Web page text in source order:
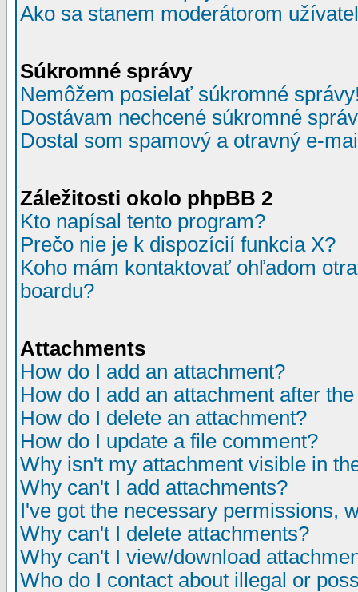
Ako sa stanem moderátorom
Súkromné správy
Nemôžem posielať súkromné
Dostávam nechcené súkromné
Dostal som spamový a otravný e-
Záležitosti okolo phpBB 2
Kto napísal tento program?
Prečo nie je k dispozícií funkcia X?
Koho mám kontaktovať ohľadom
boardu?
Attachments
How do I add an attachment?
How do I add an attachment after
How do I delete an attachment?
How do I update a file comment?
Why isn't my attachment visible in
Why can't I add attachments?
I've got the necessary permissions,
Why can't I delete attachments?
Why can't I view/download
Who do I contact about illegal or